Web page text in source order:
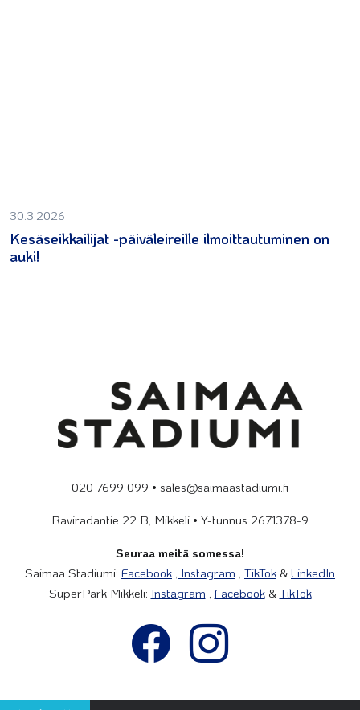
30.3.2026
Kesäseikkailijat -päiväleireille ilmoittautuminen on
auki!
020 7699 099 • sales@saimaastadiumi.fi
Raviradantie 22 B, Mikkeli • Y-tunnus 2671378-9
Seuraa meitä somessa!
Saimaa Stadiumi: Facebook , Instagram , TikTok & LinkedIn
SuperPark Mikkeli: Instagram , Facebook& TikTok